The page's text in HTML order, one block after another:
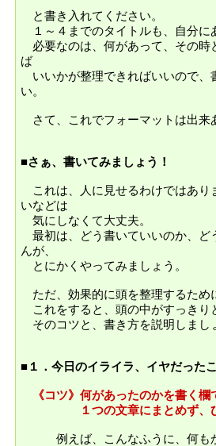
と書き入れてください。
１～４までのタイトルも、自分に
必要なのは、何があって、その時
ば
いいかが整理できればいいので、
い。
さて、これでフォーマットは出来
■さぁ、書いてみましょう！
これは、人に見せるわけではあり
いなどは
気にしなくて大丈夫。
最初は、どう書いていいのか、ど
んが、
とにかくやってみましょう。
ただ、効果的に頭を整理するため
これをすると、頭の中がすっきり
そのコツと、書き方を説明しまし
■１．今日のイライラ、イヤだった
《コツ》何があったのかを書く欄
１つの文章にまとめず、ひ
例えば、こんなふうに、何もか